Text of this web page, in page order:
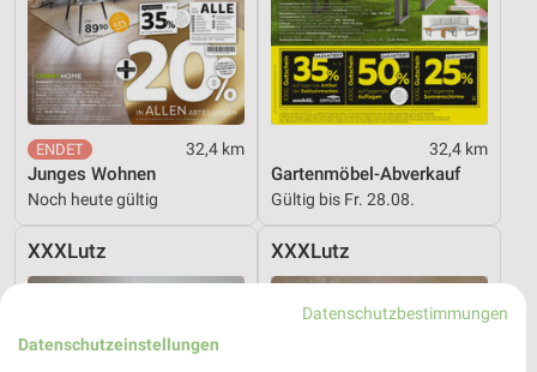
32,4 km
Junges Wohnen
Noch heute gültig
32,4 km
Gartenmöbel-Abverkauf
Gültig bis Fr. 28.08.
XXXLutz XXXLutz
Datenschutzbestimmungen
Datenschutzeinstellungen